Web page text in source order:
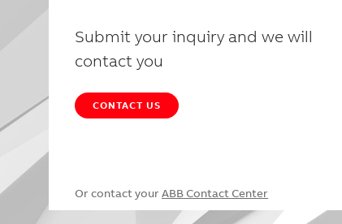
Submit your inquiry and we will
contact you
CONTACT US
Or contact your ABB Contact Center